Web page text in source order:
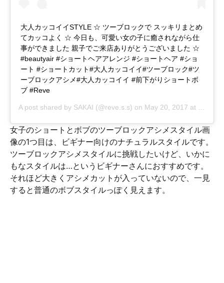
大人カッコイイSTYLE ☆ ツーブロックで スッキリまとめ
てカッコよく ☆ 今日も、可愛い女の子に癒されながら仕
事ができました 親子でご来店ありがとうございました ☆
#beautyair #ショートヘアアレンジ #ショートヘア #ショ
ート #ショートカット#大人カッコイイ#ツーブロック#ツ
ーブロックアシメ#大人カッコイイ #前下がりショートボ
ブ #Reve
A post shared by SAKAI (@reve.s.s) on May 20, 2017 at 2:58am PDT
女子のショートとボブのツーブロックアシメスタイル画
像の1つ目は、ビギナー向けのナチュラルスタイルです。
ツーブロックアシメスタイルに挑戦したいけど、いかに
もなスタイルは…というビギナーさんにおすすめです。
それほど大きくアシメカットが入っていないので、一見
すると普通のボブスタイルっぽく見えます。